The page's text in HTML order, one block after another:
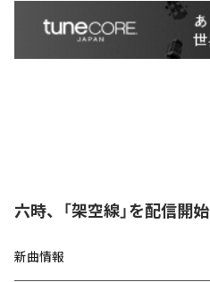
六時、「架空線」を配信開始
新曲情報